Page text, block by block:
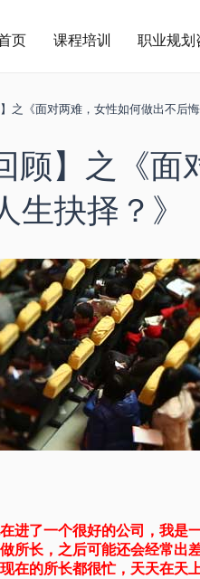
页 课程培训 职业规划
之《面对两难，女性如何做出不后
顾】之《面
生抉择？》
进了一个很好的公司，我是
所长，之后可能还会经常出
在的所长都很忙，天天在天